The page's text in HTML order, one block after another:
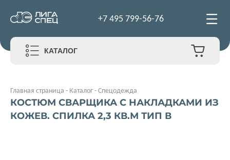
+7 495 799-56-76
КАТАЛОГ
Главная страница - Каталог-Спецодежда
КОСТЮМ СВАРЩИКА С НАКЛАДКАМИ ИЗ
КОЖЕВ. СПИЛКА 2,3 КВ.М ТИП В